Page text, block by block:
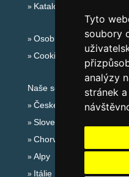
Tyto
soubory
analýzy
stránek
Katalog ubytování
Osobní údaje
Cookies
Naše servery:
České hory
Slovenské hory
Chorvatsko
Alpy
Itálie